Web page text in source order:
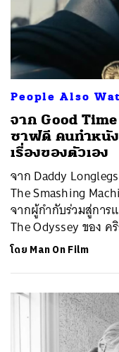
People Also
จาก Good
ซาฟดี คนทำหนัง
เรื่องของตัวเอง
จาก Daddy
The Smashing
จากผู้กำกับร่วมสู่การ
The Odyssey ของ ค
โดย Man On Film